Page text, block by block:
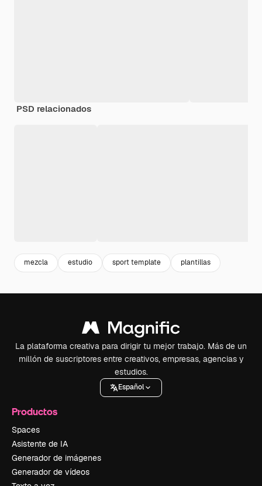
PSD relacionados
mezcla estudio sport template plantillas
La plataforma creativa para dirigir tu mejor trabajo. Más de un
millón de suscriptores entre creativos, empresas, agencias y
estudios.
Español
Productos
Spaces
Asistente de IA
Generador de imágenes
Generador de vídeos